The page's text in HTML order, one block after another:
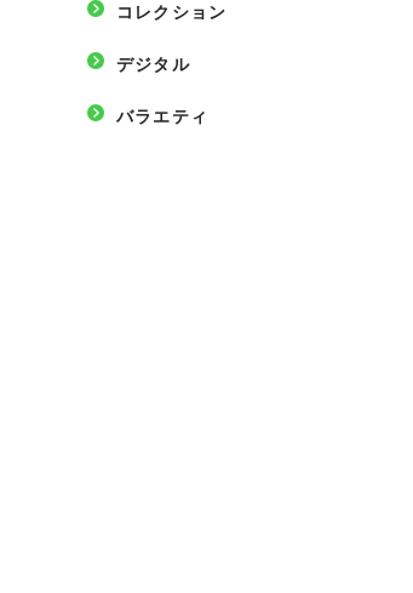
コレクション
デジタル
バラエティ